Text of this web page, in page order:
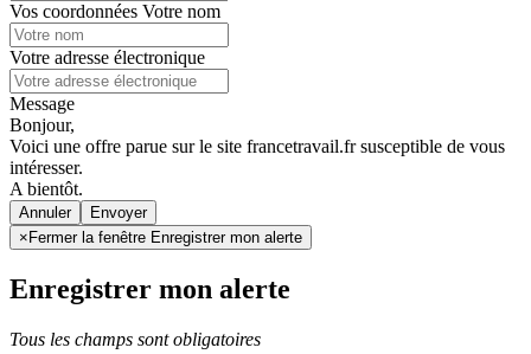
Vos coordonnées Votre nom
Votre adresse électronique
Message
Bonjour,
Voici une offre parue sur le site francetravail.fr susceptible de vous
intéresser.
A bientôt.
Annuler
× Fermer la fenêtre Enregistrer mon alerte
Enregistrer mon alerte
Tous les champs sont obligatoires